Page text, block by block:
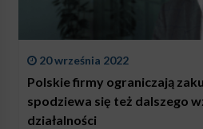
20 września 2022
Polskie firmy ograniczają
spodziewa się też dalszego
działalności